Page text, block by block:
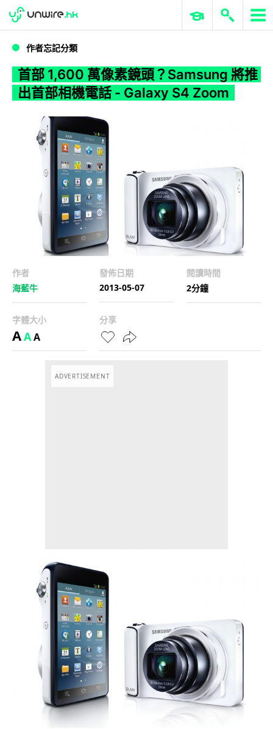
WWDC 2026 ERP 與商業 AI
作者忘記分類
首部 1,600 萬像素鏡頭？Samsung 將推
出首部相機電話 - Galaxy S4 Zoom
作者
海藍牛
發佈日期
2013-05-07
閱讀時間
2分鐘
字體大小
AAA
分享
ADVERTISEMENT